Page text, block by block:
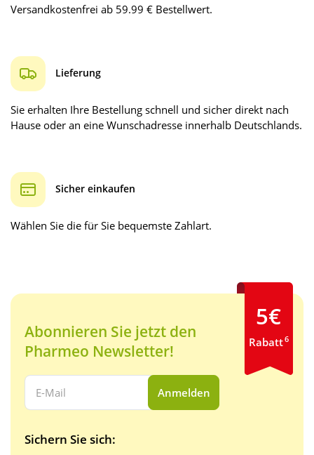
Versandkostenfrei ab 59.99 € Bestellwert.
Lieferung
Sie erhalten Ihre Bestellung schnell und sicher direkt nach
Hause oder an eine Wunschadresse innerhalb Deutschlands.
Sicher einkaufen
Wählen Sie die für Sie bequemste Zahlart.
Abonnieren Sie jetzt den
Pharmeo Newsletter!
Ihre E-Mail Adresse:
Anmelden
Sichern Sie sich:
5€
Rabatt6